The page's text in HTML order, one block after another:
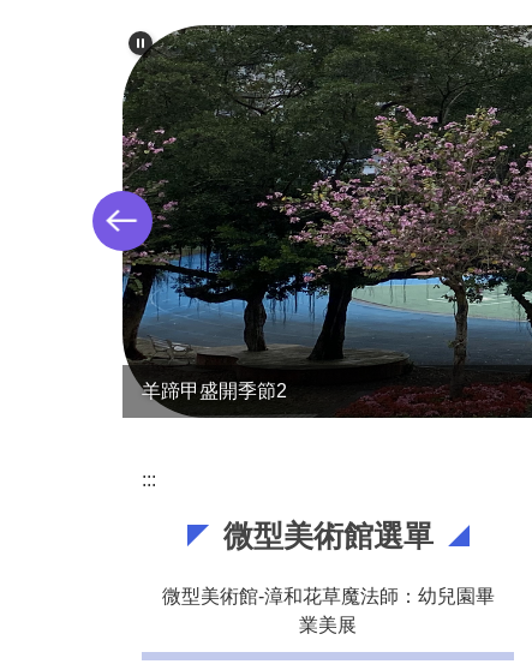
羊蹄甲盛開季節2
:::
微型美術館選單
微型美術館-漳和花草魔法師：幼兒園畢
業美展